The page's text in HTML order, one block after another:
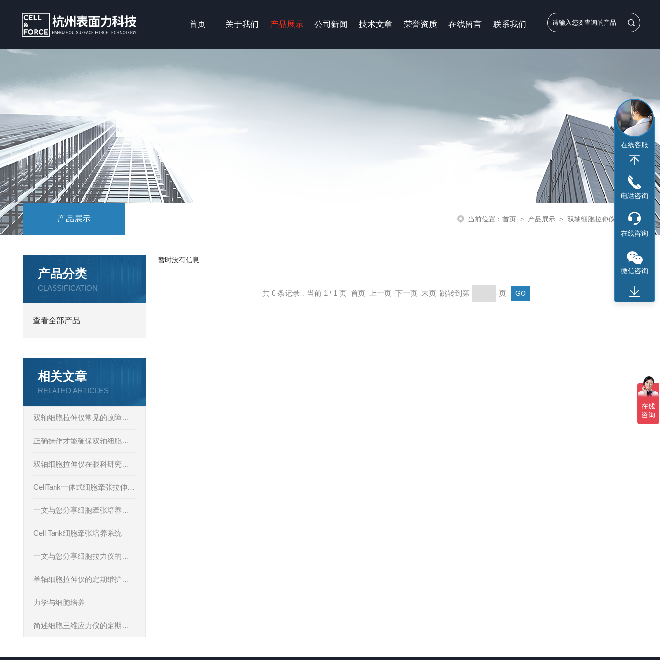
首页 关于我们 产品展示 公司新闻 技术文章 荣誉资质 在线留言 联系我们
产品展示 当前位置： 首页> 产品展示> 双轴细胞拉伸仪
产品分类
CLASSIFICATION
查看全部产品
相关文章
RELATED ARTICLES
双轴细胞拉伸仪常见的故障现象相应解决策略分享
正确操作才能确保双轴细胞拉伸仪实验数据的准确性
双轴细胞拉伸仪在眼科研究领域的应用实例介绍
CellTank一体式细胞牵张拉伸仪具有哪些优势特点？
一文与您分享细胞牵张培养系统的正确操作方法
Cell Tank细胞牵张培养系统
一文与您分享细胞拉力仪的维护保养方法
单轴细胞拉伸仪的定期维护保养方法介绍
力学与细胞培养
简述细胞三维应力仪的定期维护保养方法
暂时没有信息
共 0 条记录，当前 1 / 1 页 首页 上一页 下一页 末页 跳转到第 页
在线客服
电话咨询
在线咨询
微信咨询